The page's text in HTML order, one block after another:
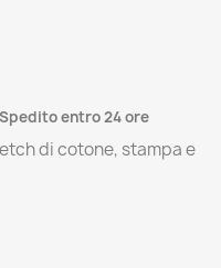
Spedito entro 24 ore
di cotone, stampa e